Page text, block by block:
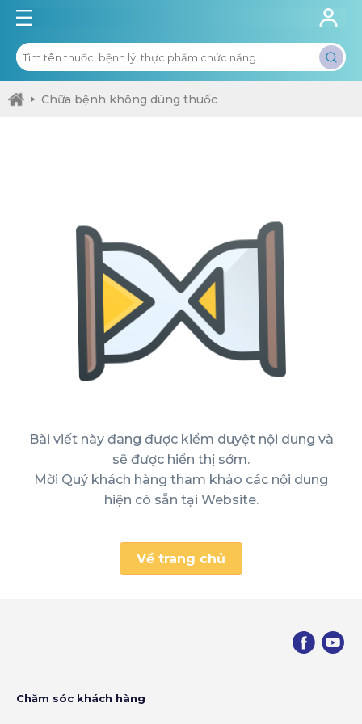
Chữa bệnh không dùng thuốc
Bài viết này đang được kiểm duyệt nội dung và
sẽ được hiển thị sớm.
Mời Quý khách hàng tham khảo các nội dung
hiện có sẵn tại Website.
Về trang chủ
Chăm sóc khách hàng